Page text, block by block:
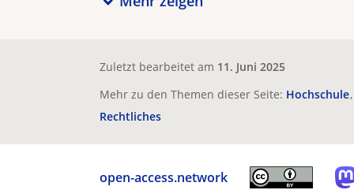
Zuletzt bearbeitet am 11. Juni 2025
Mehr zu den Themen dieser Seite: Hochschule
Rechtliches
open-access.network